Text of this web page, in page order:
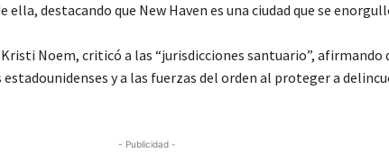
destacando que New Haven es una ciudad que se
Noem, criticó a las “jurisdicciones santuario”, afirmando
y a las fuerzas del orden al proteger a
- Publicidad -